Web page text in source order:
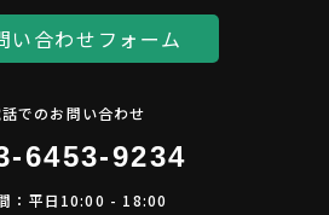
い合わせフォーム
でのお問い合わせ
6453-9234
：平日10:00 - 18:00